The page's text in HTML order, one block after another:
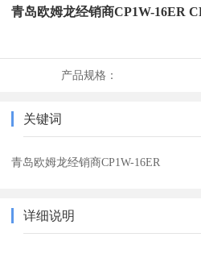
青岛欧姆龙经销商CP1W-16ER
产品规格：
关键词
青岛欧姆龙经销商CP1W-16ER
详细说明